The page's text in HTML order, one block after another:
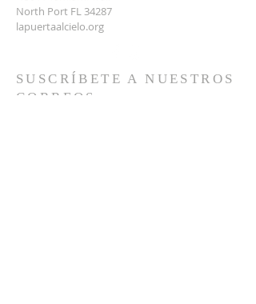
North Port FL 34287
lapuertaalcielo.org
SUSCRÍBETE A NUESTROS
CORREOS